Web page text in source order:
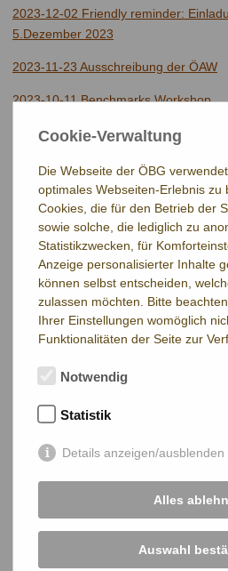
2023-12-02 Friendly reminder:
5.Dezember 2023
2023-11-23 Ausschreibung der ÖAW
2023-10-11 Benchmarks Workshop
2023-10-04 IUSS-Alert 215
2023-09-27 IUSS-Alert 214
2023-09-23 Workshop zum
2023-08-30 Fristverlängerungen
2023-08-25 Vacancy: Assistant
2023-08-09 Abgleich
2023-08-07 IUSS-Alert 213
2023-08-06 Einladung zur ÖBG-
Anmeldung
2023-05-22 IUSS celebrates the 99th
2023-05-10 Jobangebot am BAW-
2023-05-04 IUFRO-Weltkongress -
Cookie-Verwaltung
Die Webseite der ÖBG
optimales Webseiten-Erlebnis zu
Cookies, die für den Betrieb der
sowie solche, die lediglich zu
Statistikzwecken, für
Anzeige personalisierter Inhalte
können selbst entscheiden,
zulassen möchten. Bitte
Ihrer Einstellungen womöglich
Funktionalitäten der Seite zur
Notwendig
Statistik
Details anzeigen/ausblenden
Alles
Auswahl